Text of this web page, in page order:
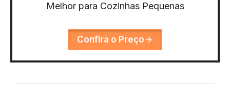
Melhor para Cozinhas Pequenas
Confira o Preço